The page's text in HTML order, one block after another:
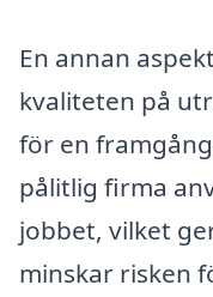
En annan
kvaliteten på
för en
pålitlig firma
jobbet, vilket
minskar risken